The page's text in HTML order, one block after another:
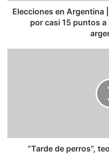
15Elecciones en Argentina
por casi 15 puntos
democrática
“Tarde de perros”,